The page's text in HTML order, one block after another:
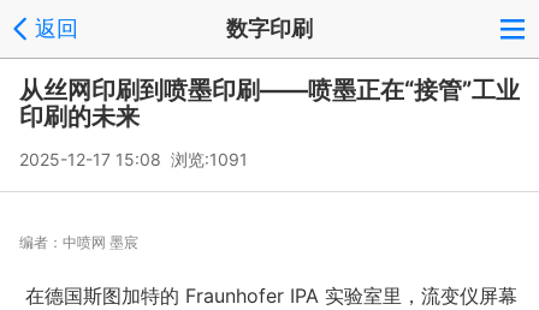
返回 数字印刷
从丝网印刷到喷墨印刷——喷墨正在“接管”工业
印刷的未来
2025-12-17 15:08 浏览:1091
编者： 中喷网 墨宸
在德国斯图加特的 Fraunhofer IPA 实验室里，流变仪屏幕